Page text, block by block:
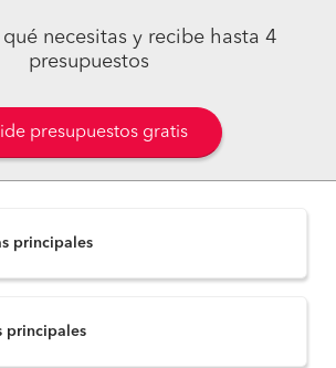
necesitas y recibe hasta 4
presupuestos
presupuestos gratis
principales
principales